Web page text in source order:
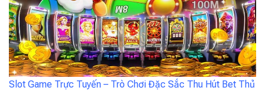
Slot Game Trực Tuyến – Trò Chơi Đặc Sắc Thu Hút Bet Thủ